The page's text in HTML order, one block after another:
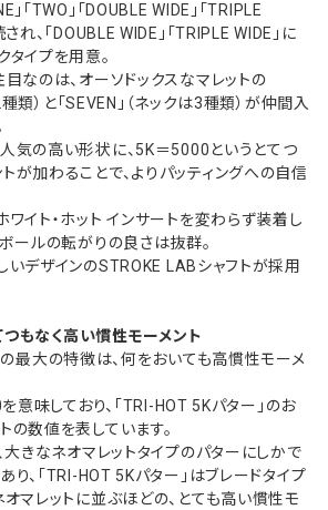
「TWO」「DOUBLE WIDE」「TRIPLE
れ、「DOUBLE WIDE」「TRIPLE WIDE」に
タイプを用意。
目なのは、オーソドックスなマレットの
種類）と「SEVEN」（ネックは3種類）が仲間入
気の高い形状に、5K＝5000というとてつ
が加わることで、よりパッティングへの自信
ワイト・ホット インサートを変わらず装着し
ボールの転がりの良さは抜群。
いデザインのSTROKE LABシャフトが採用
もなく高い慣性モーメント
の最大の特徴は、何をおいても高慣性モーメ
味しており、「TRI-HOT 5Kパター」のお
の数値を表しています。
きなネオマレットタイプのパターにしかで
り、「TRI-HOT 5Kパター」はブレードタイプ
オマレットに並ぶほどの、とても高い慣性モ